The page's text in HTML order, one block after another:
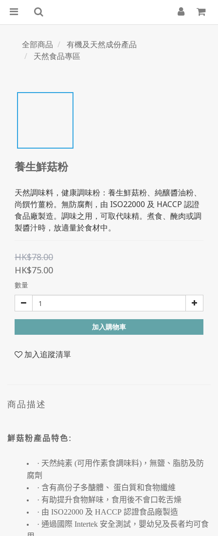
全部商品
有機及天然成份產品
天然食品專區
養生鮮菇粉
天然調味料，健康調味粉：養生鮮菇粉、純釀醬油粉、
尚饌竹薑粉。無防腐劑，由 ISO22000 及 HACCP 認證
食品廠製造。調味之用，可取代味精。煮食、醃肉或調
製醬汁時，放適量於食材中。
HK$78.00
HK$75.00
數量
加入購物車
加入追蹤清單
商品描述
鮮菇粉產品特色:
· 天然純素 (可用作素食調味料) ，無鹽、脂肪及防
腐劑
· 含有高份子多醣體、 蛋白質和食物纖維
· 有助提升食物鮮味，食用後不會口乾舌燥
· 由 ISO22000 及 HACCP 認證食品廠製造
· 通過國際 Intertek 安全測試，嬰幼兒及長者均可食